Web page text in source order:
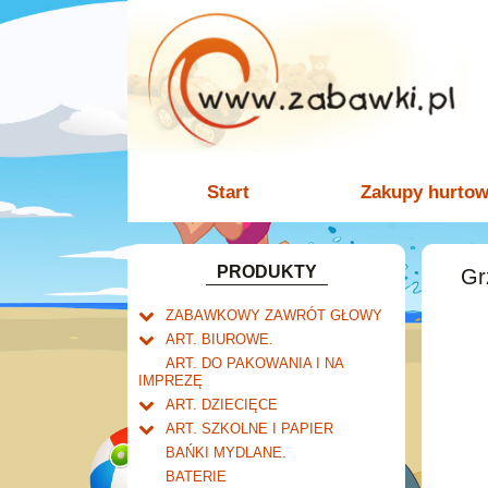
Start Zakupy
PRODUKTY
ZABAWKOWY ZAWRÓT GŁOWY
Welly.
Mały naukowiec.
Zabawki dla chłopców.
cybertransformacja
Akcesoria dla lalek.
ART. BIUROWE.
Kalendarze.
Książkowe
Wieloletnie
Ścienne
Zdzieraki
Dziurkacze i zszywacze.
Klipy i spinacze.
Korektory.
Skoroszyty, teczki i segregatory.
ART. DO PAKOWANIA I NA
IMPREZĘ
ART. DZIECIĘCE
Artykuły drogeryjne.
Produkty dla mamy i
ART. SZKOLNE I PAPIER
Tornistry, plecaki i walizki.
Drobne artykuły szkolne.
BAŃKI MYDLANE.
BATERIE